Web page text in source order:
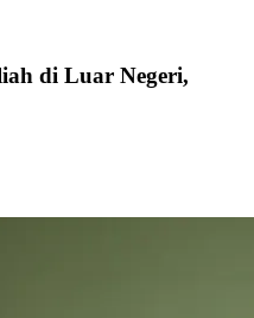
di Luar Negeri,